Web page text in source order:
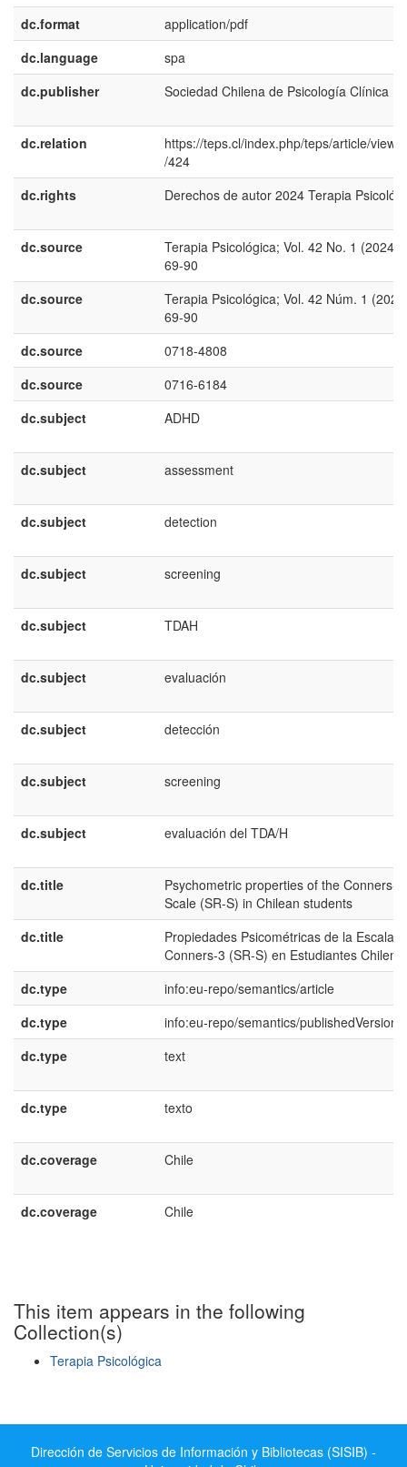
dc.format
application/pdf
dc.language
spa
dc.publisher
Sociedad Chilena de Psicología Clínica
dc.relation
https://teps.cl/index.php/teps/article/view/
/424
dc.rights
Derechos de autor 2024 Terapia
dc.source
Terapia Psicológica; Vol. 42 No. 1 (2024);
69-90
dc.source
Terapia Psicológica; Vol. 42 Núm. 1
69-90
dc.source
0718-4808
dc.source
0716-6184
dc.subject
ADHD
dc.subject assessment
dc.subject detection
dc.subject screening
dc.subject TDAH
dc.subject evaluación
dc.subject detección
dc.subject screening
dc.subject evaluación del TDA/H
dc.title
Psychometric properties of the Conners-3
Scale (SR-S) in Chilean students
dc.title
Propiedades Psicométricas de la Escala
Conners-3 (SR-S) en Estudiantes
dc.type
info:eu-repo/semantics/article
dc.type
info:eu-repo/semantics/publishedVersion
dc.type
text
dc.type texto
dc.coverage Chile
dc.coverage Chile
This item appears in the following
Collection(s)
Terapia Psicológica
Dirección de Servicios de Información y Bibliotecas (SISIB) -